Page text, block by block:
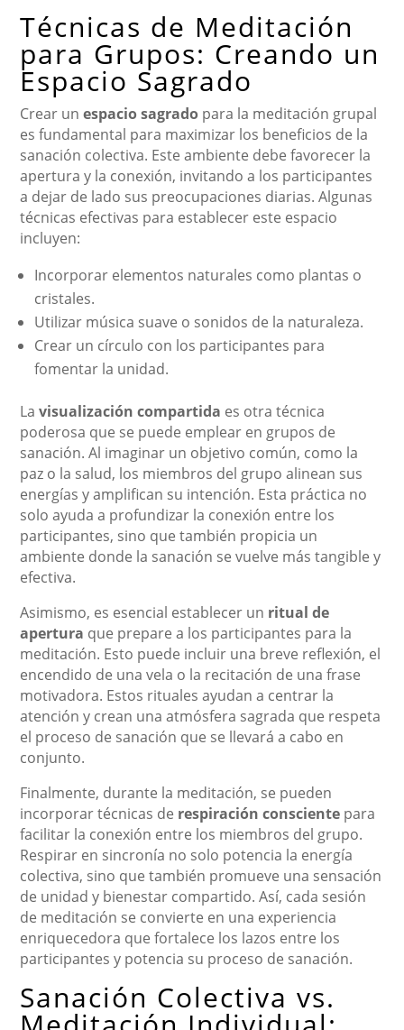
Técnicas de Meditación
para Grupos: Creando un
Espacio Sagrado
Crear unespacio sagrado para la meditación grupal
es fundamental para maximizar los beneficios de la
sanación colectiva. Este ambiente debe favorecer la
apertura y la conexión, invitando a los participantes
a dejar de lado sus preocupaciones diarias. Algunas
técnicas efectivas para establecer este espacio
incluyen:
Incorporar elementos naturales como plantas o
cristales.
Utilizar música suave o sonidos de la naturaleza.
Crear un círculo con los participantes para
fomentar la unidad.
Lavisualización compartida es otra técnica
poderosa que se puede emplear en grupos de
sanación. Al imaginar un objetivo común, como la
paz o la salud, los miembros del grupo alinean sus
energías y amplifican su intención. Esta práctica no
solo ayuda a profundizar la conexión entre los
participantes, sino que también propicia un
ambiente donde la sanación se vuelve más tangible y
efectiva.
Asimismo, es esencial establecer un ritual de
apertura que prepare a los participantes para la
meditación. Esto puede incluir una breve reflexión, el
encendido de una vela o la recitación de una frase
motivadora. Estos rituales ayudan a centrar la
atención y crean una atmósfera sagrada que respeta
el proceso de sanación que se llevará a cabo en
conjunto.
Finalmente, durante la meditación, se pueden
incorporar técnicas de respiración consciente para
facilitar la conexión entre los miembros del grupo.
Respirar en sincronía no solo potencia la energía
colectiva, sino que también promueve una sensación
de unidad y bienestar compartido. Así, cada sesión
de meditación se convierte en una experiencia
enriquecedora que fortalece los lazos entre los
participantes y potencia su proceso de sanación.
Sanación Colectiva vs.